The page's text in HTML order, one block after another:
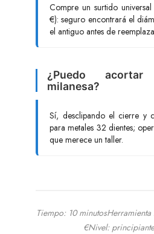
Compre un surtido
€): seguro encontrará el
el antiguo antes de
¿Puedo
milanesa?
Sí, desclipando el cierre y
para metales 32 dientes;
que merece un taller.
Tiempo: 10 minutos
€Nivel: